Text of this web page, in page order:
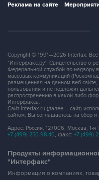
Реклама на сайте
Copyright © 1991—2026 Interfax.
"Интерфакс.ру". Свидетельство о
Федеральной службой по надзору
массовых коммуникаций
размещенная на данном веб-
пользования и не подлежит
распространению в какой-либо
Интерфакса.
Сайт Interfax.ru (далее – сайт)
сайтом, Вы соглашаетесь на сбор
Адрес: Россия, 127006, Москва, 1-я
+7 (499) 250-98-40, факс: +7 (499)
Продукты
"Интерфакс"
Информация о компаниях,